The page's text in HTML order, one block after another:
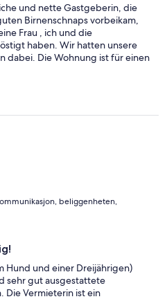
und nette Gastgeberin, die
Birnenschnaps vorbeikam,
Frau , ich und die
haben. Wir hatten unsere
dabei. Die Wohnung ist für einen
ist eingezäunt und
gerne wieder !
beliggenheten,
Hund und einer Dreijährigen)
sehr gut ausgestattete
Die Vermieterin ist ein